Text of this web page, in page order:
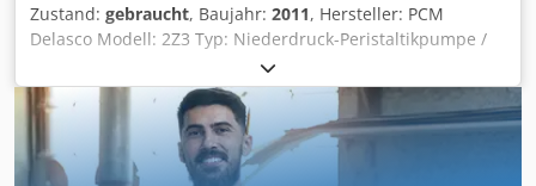
Zustand: gebraucht, Baujahr: 2011, Hersteller: PCM
Delasco Modell: 2Z3 Typ: Niederdruck-Peristaltikpumpe /
Pastenpumpe Baujahr: 2011 Dichte: max. 1,8 Dkjdpfx Aaox
R Dzgs Usr Hub: 165 cm Max. Drehzahl: 56 U/min Max.
Druck: 1,5 bar Max. Fördermenge: ca. 9 Liter (geschätzter
Wert) Selbstansaugend Max. Viskosität: 15.000 cP